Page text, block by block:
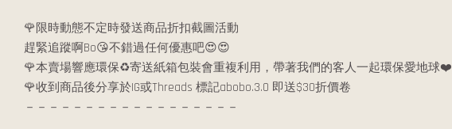
🌹限時動態不定時發送商品折扣截圖活動
趕緊追蹤啊Bo😘不錯過任何優惠吧😍😍
🌹本賣場響應環保♻️寄送紙箱包裝會重複利用，帶著我們的客人一起環保愛地球❤️
🌹收到商品後分享於IG或Threads 標記abobo.3.0 即送$30折價卷
－－－－－－－－－－－－－－－－－－